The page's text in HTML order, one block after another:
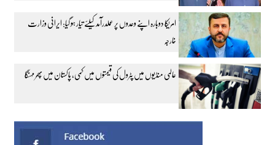
امریکا دوبارہ اپنے وعدوں پر عملدرآمد کیلئے تیار ہو گیا: ایرانی وزارت
خارجہ
عالمی منڈیوں میں پٹرول کی قیمتوں میں کمی، پاکستان میں پھر مہنگا